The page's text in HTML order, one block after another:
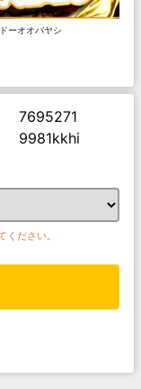
ーオオバヤシ
7695271
9981kkhi
ださい。